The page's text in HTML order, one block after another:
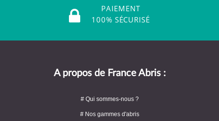
PAIEMENT
100% SÉCURISÉ
A propos de France Abris :
# Qui sommes-nous ?
# Nos gammes d'abris